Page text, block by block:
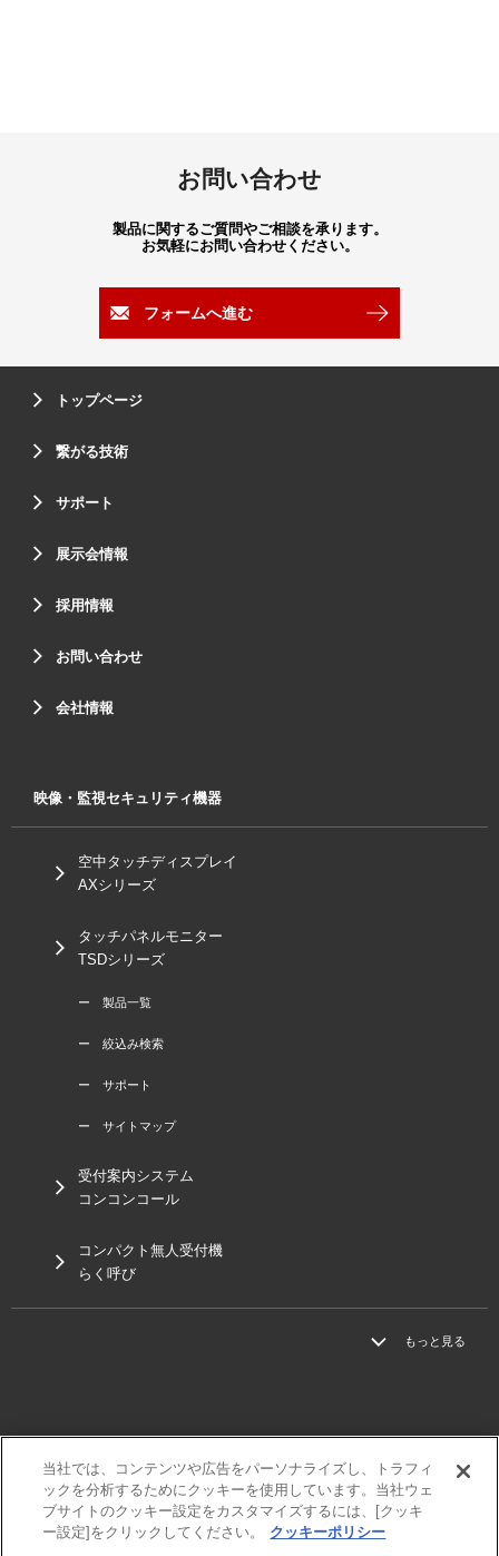
お問い合わせ
製品に関するご質問やご相談を承ります。
お気軽にお問い合わせください。
フォームへ進む
トップページ
繋がる技術
サポート
展示会情報
採用情報
お問い合わせ
会社情報
映像・監視セキュリティ機器
空中タッチディスプレイ
AXシリーズ
タッチパネルモニター
TSDシリーズ
ー 製品一覧
ー 絞込み検索
ー サポート
ー サイトマップ
受付案内システム
コンコンコール
コンパクト無人受付機
らく呼び
もっと見る
三菱電機
利用規程
個人情報保護方針
当社では、コンテンツや広告をパーソナライズし、トラフィ
ックを分析するためにクッキーを使用しています。当社ウェ
ブサイトのクッキー設定をカスタマイズするには、[クッキ
ー設定]をクリックしてください。
クッキーポリシー